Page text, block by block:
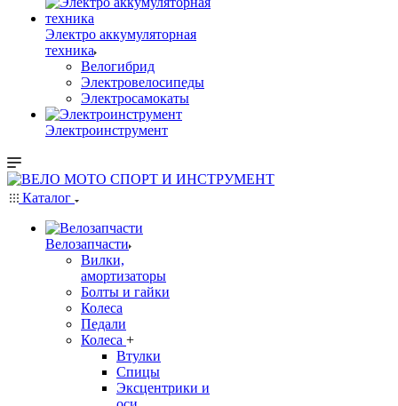
Электро аккумуляторная
техника
Велогибрид
Электровелосипеды
Электросамокаты
Электроинструмент
Каталог
Велозапчасти
Вилки,
амортизаторы
Болты и гайки
Колеса
Педали
Колеса +
Втулки
Спицы
Эксцентрики и